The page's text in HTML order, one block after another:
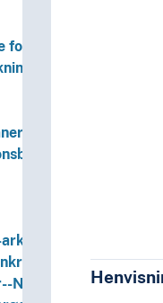
formål
Norwich
Narvik (Nordland)